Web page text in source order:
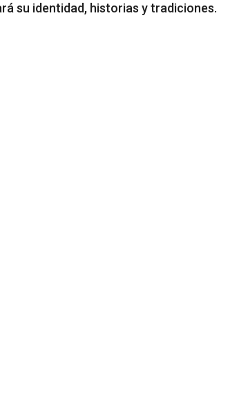
su identidad, historias y tradiciones.